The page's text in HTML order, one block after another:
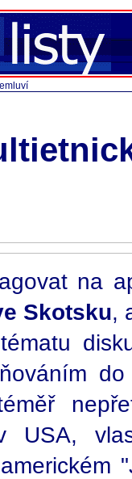
na
Skotsku,
USA,